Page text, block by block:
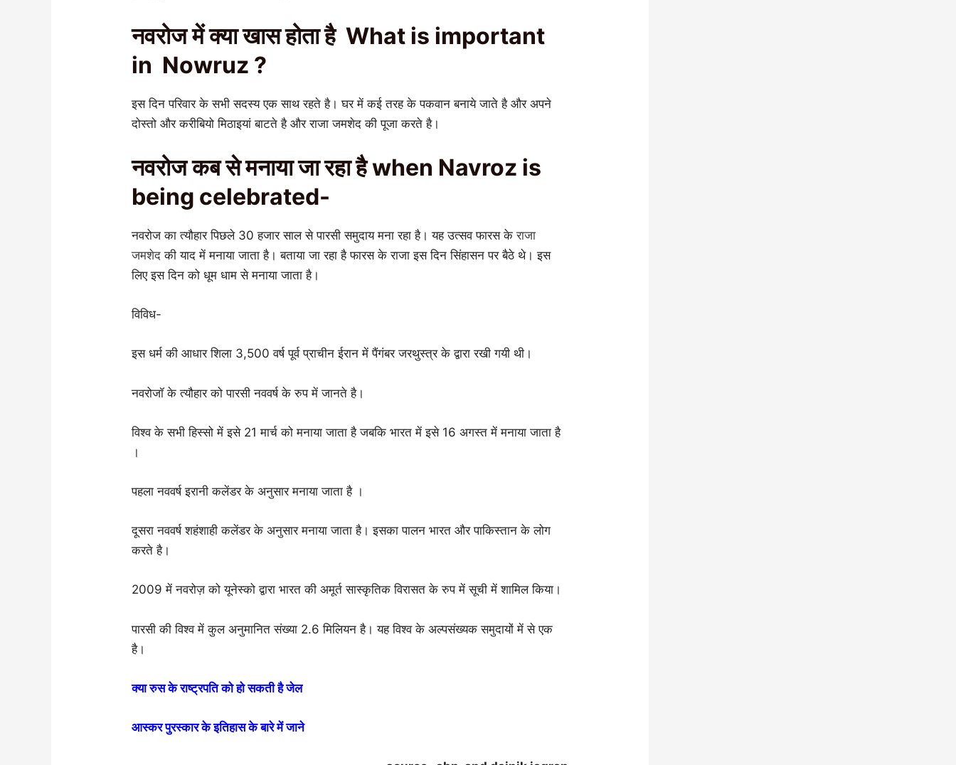
नवरोज में क्या खास होता है What is important
in Nowruz ?
इस दिन परिवार के सभी सदस्य एक साथ रहते है। घर में कई तरह के पकवान बनाये जाते है और अपने
दोस्तो और करीबियो मिठाइयां बाटते है और राजा जमशेद की पूजा करते है।
नवरोज कब से मनाया जा रहा है when Navroz is
being celebrated-
नवरोज का त्यौहार पिछले 30 हजार साल से पारसी समुदाय मना रहा है। यह उत्सव फारस केराजा
जमशेद की याद में मनाया जाता है। बताया जा रहा है फारस के राजा इस दिन सिंहासन पर बैठे थे। इस
लिए इस दिन को धूम धाम से मनाया जाता है।
विविध-
इस धर्म की आधार शिला 3,500 वर्ष पूर्व प्राचीन ईरान में पैंगंबर जरथुस्त्र के द्वारा रखी गयी थी।
नवरोजॉ के त्यौहार को पारसी नववर्ष के रुप में जानते है।
विश्व के सभी हिस्सो में इसे 21 मार्च को मनाया जाता है जबकि भारत में इसे 16 अगस्त में मनाया जाता है
।
पहला नववर्ष इरानी कलेंडर के अनुसार मनाया जाता है ।
दूसरा नववर्ष शहंशाही कलेंडर के अनुसार मनाया जाता है। इसका पालन भारत और पाकिस्तान के लोग
करते है।
2009 में नवरोज़ को यूनेस्को द्वारा भारत की अमूर्त सास्कृतिक विरासत के रुप में सूची में शामिल किया।
पारसी की विश्व में कुल अनुमानित संख्या 2.6 मिलियन है। यह विश्व के अल्पसंख्यक समुदायों में से एक
है।
क्या रुस के राष्ट्रपति को हो सकती है जेल
आस्कर पुरस्कार के इतिहास के बारे में जाने